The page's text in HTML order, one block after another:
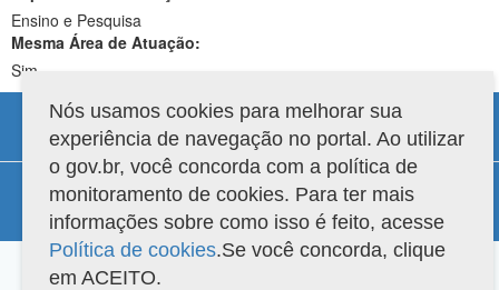
Ensino e Pesquisa
Mesma Área de Atuação:
Sim
Compatibilidade
Versão do sistema: 3.88.9 Copyright 2022 Capes. Todos os direitos reservados.
Nós usamos cookies para melhorar sua
experiência de navegação no portal. Ao utilizar
o gov.br, você concorda com a política de
monitoramento de cookies. Para ter mais
informações sobre como isso é feito, acesse
Política de cookies.Se você concorda, clique
em ACEITO.